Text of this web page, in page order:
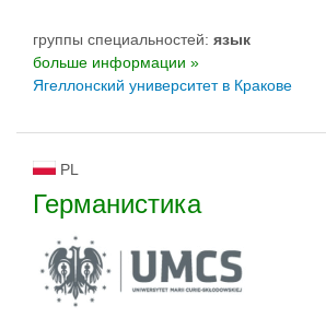
группы специальностей: язык
больше информации »
Ягеллонский университет в Кракове
PL
Германистика